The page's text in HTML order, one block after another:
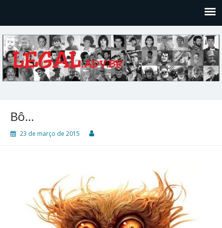
Bô…
23 de março de 2015